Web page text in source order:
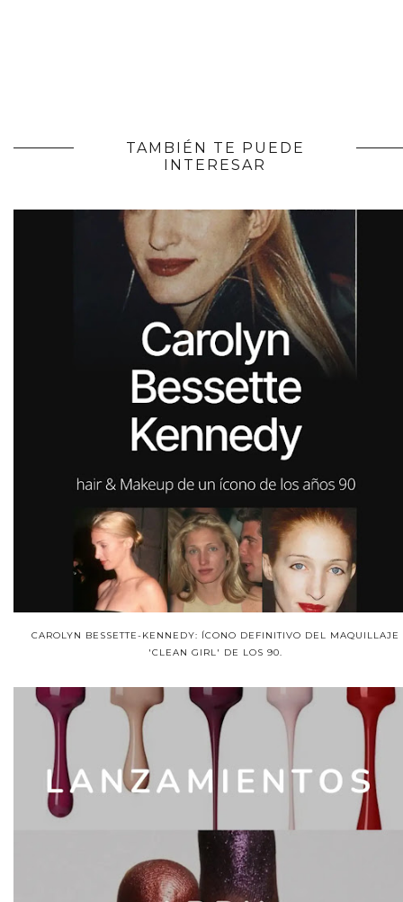
TAMBIÉN TE PUEDE
INTERESAR
CAROLYN BESSETTE-KENNEDY: ÍCONO DEFINITIVO DEL MAQUILLAJE
'CLEAN GIRL' DE LOS 90.